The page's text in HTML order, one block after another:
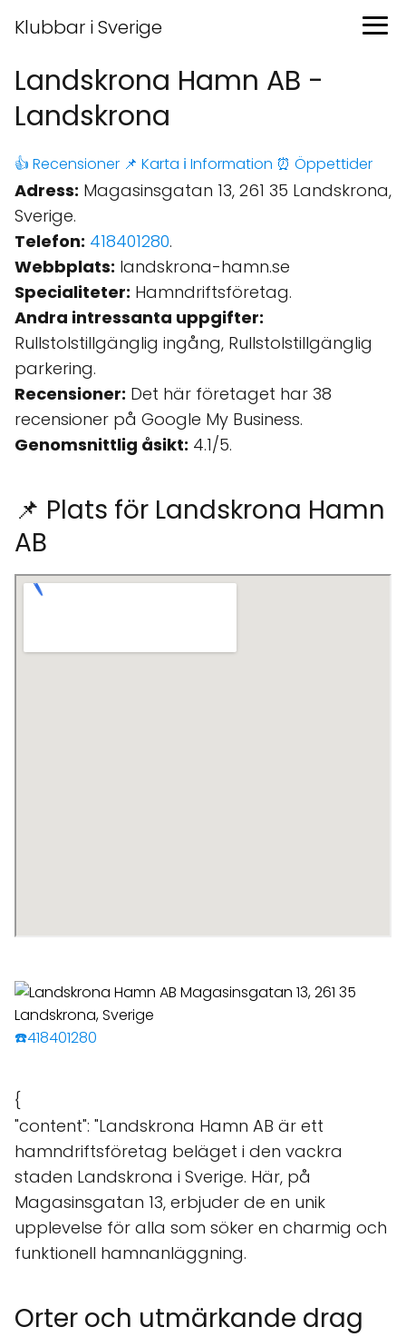
Klubbar i Sverige
Landskrona Hamn AB -
Landskrona
👍 Recensioner 📌 Karta ℹ️ Information ⏰ Öppettider
Adress: Magasinsgatan 13, 261 35 Landskrona,
Sverige.
Telefon: 418401280.
Webbplats: landskrona-hamn.se
Specialiteter: Hamndriftsföretag.
Andra intressanta uppgifter:
Rullstolstillgänglig ingång, Rullstolstillgänglig
parkering.
Recensioner: Det här företaget har 38
recensioner på Google My Business.
Genomsnittlig åsikt: 4.1/5.
📌 Plats för Landskrona Hamn
AB
☎️418401280
{
"content": "Landskrona Hamn AB är ett
hamndriftsföretag beläget i den vackra
staden Landskrona i Sverige. Här, på
Magasinsgatan 13, erbjuder de en unik
upplevelse för alla som söker en charmig och
funktionell hamnanläggning.
Orter och utmärkande drag